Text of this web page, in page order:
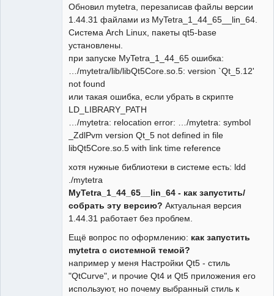
Обновил mytetra, перезаписав файлы версии
1.44.31 файлами из MyTetra_1_44_65__lin_64.
Система Arch Linux, пакеты qt5-base
установлены.
при запуске MyTetra_1_44_65 ошибка:
…/mytetra/lib/libQt5Core.so.5: version `Qt_5.12'
not found
или такая ошибка, если убрать в скрипте
LD_LIBRARY_PATH
…/mytetra: relocation error: …/mytetra: symbol
_ZdlPvm version Qt_5 not defined in file
libQt5Core.so.5 with link time reference
хотя нужные библиотеки в системе есть: ldd
./mytetra
MyTetra_1_44_65__lin_64 - как запустить/
собрать эту версию? Актуальная версия
1.44.31 работает без проблем.
Ещё вопрос по оформлению: как запустить
mytetra с системной темой?
например у меня Настройки Qt5 - стиль
"QtCurve", и прочие Qt4 и Qt5 приложения его
используют, но почему выбранный стиль к